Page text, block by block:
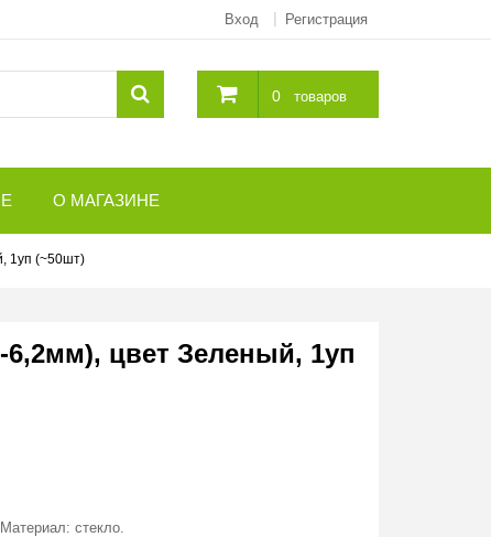
Вход Регистрация
0 товаров
О МАГАЗИНЕ
1уп (~50шт)
цвет Зеленый, 1уп
стекло.